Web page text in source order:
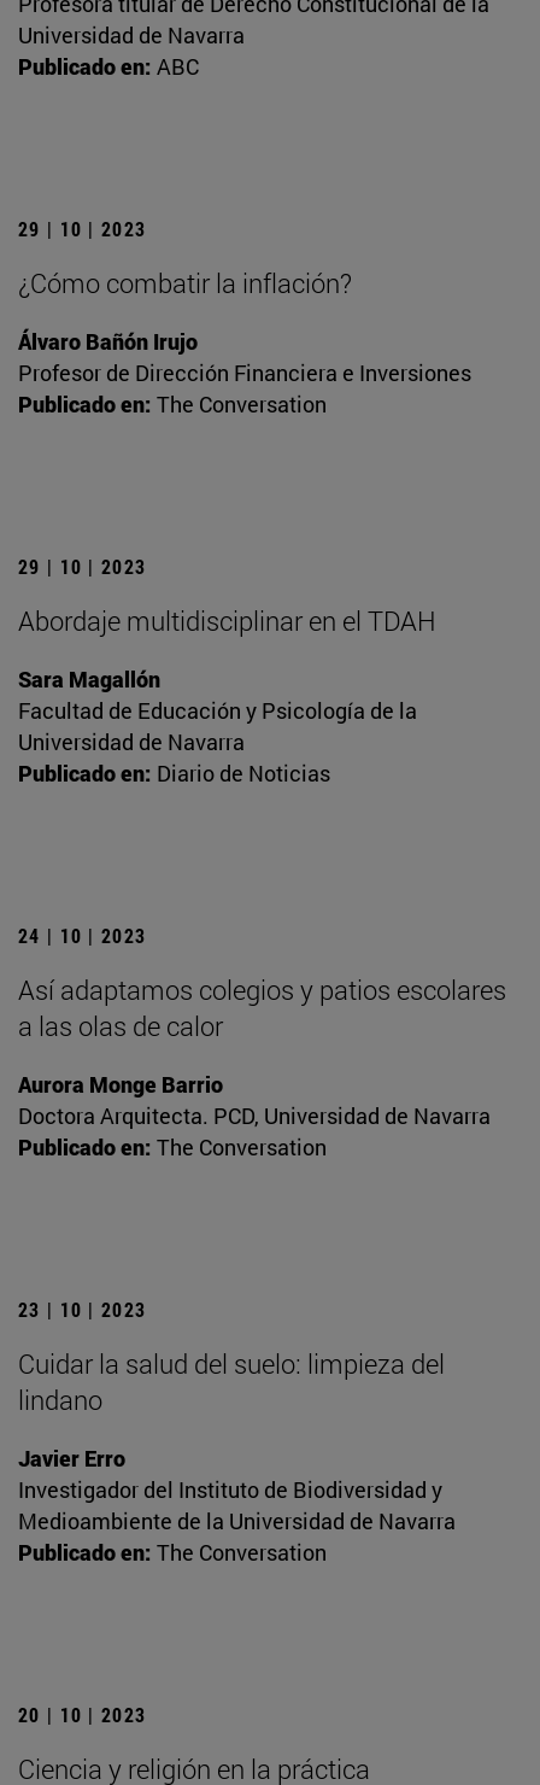
Universidad de Navarra
Publicado en: ABC
29 | 10 | 2023
¿Cómo combatir la inflación?
Álvaro Bañón Irujo
Profesor de Dirección Financiera e Inversiones
Publicado en: The Conversation
29 | 10 | 2023
Abordaje multidisciplinar en el TDAH
Sara Magallón
Facultad de Educación y Psicología de la
Universidad de Navarra
Publicado en: Diario de Noticias
24 | 10 | 2023
Así adaptamos colegios y patios escolares
a las olas de calor
Aurora Monge Barrio
Doctora Arquitecta. PCD, Universidad de Navarra
Publicado en: The Conversation
23 | 10 | 2023
Cuidar la salud del suelo: limpieza del
lindano
Javier Erro
Investigador del Instituto de Biodiversidad y
Medioambiente de la Universidad de Navarra
Publicado en: The Conversation
20 | 10 | 2023
Ciencia y religión en la práctica